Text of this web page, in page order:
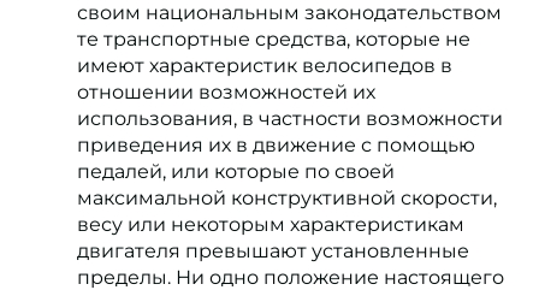
своим национальным законодательством
те транспортные средства, которые не
имеют характеристик велосипедов в
отношении возможностей их
использования, в частности возможности
приведения их в движение с помощью
педалей, или которые по своей
максимальной конструктивной скорости,
весу или некоторым характеристикам
двигателя превышают установленные
пределы. Ни одно положение настоящего